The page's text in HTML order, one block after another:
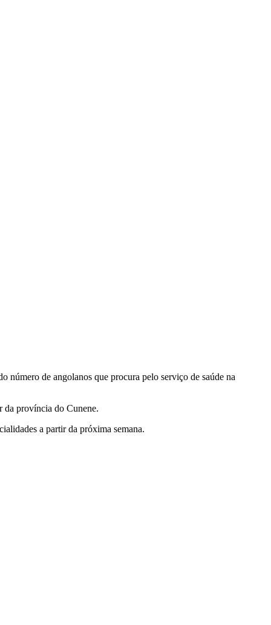
número de angolanos que procura pelo serviço de saúde na
da província do Cunene.
a partir da próxima semana.